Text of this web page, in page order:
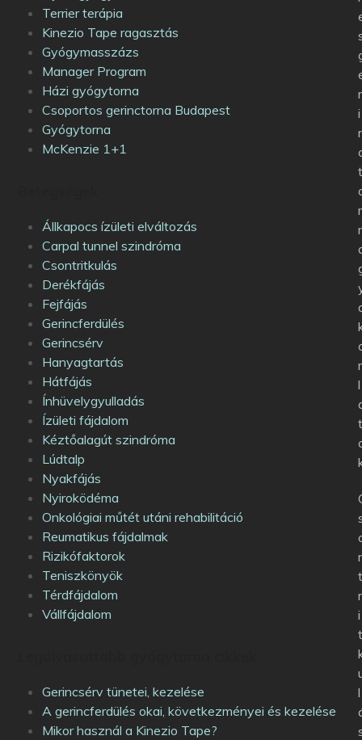
Terrier terápia
Kinezio Tape ragasztás
Gyógymasszázs
Manager Program
Házi gyógytorna
Csoportos gerinctorna Budapest
Gyógytorna
McKenzie 1+1
Állkapocs ízületi elváltozás
Carpal tunnel szindróma
Csontritkulás
Derékfájás
Fejfájás
Gerincferdülés
Gerincsérv
Hanyagtartás
Hátfájás
Ínhüvelygyulladás
Ízületi fájdalom
Kéztőalagút szindróma
Lúdtalp
Nyakfájás
Nyiroködéma
Onkológiai műtét utáni rehabilitáció
Reumatikus fájdalmak
Rizikófaktorok
Teniszkönyök
Térdfájdalom
Vállfájdalom
Gerincsérv tünetei, kezelése
A gerincferdülés okai, következményei és kezelése
Mikor használ a Kinezio Tape?
r
i
r
r
l
r
i
l